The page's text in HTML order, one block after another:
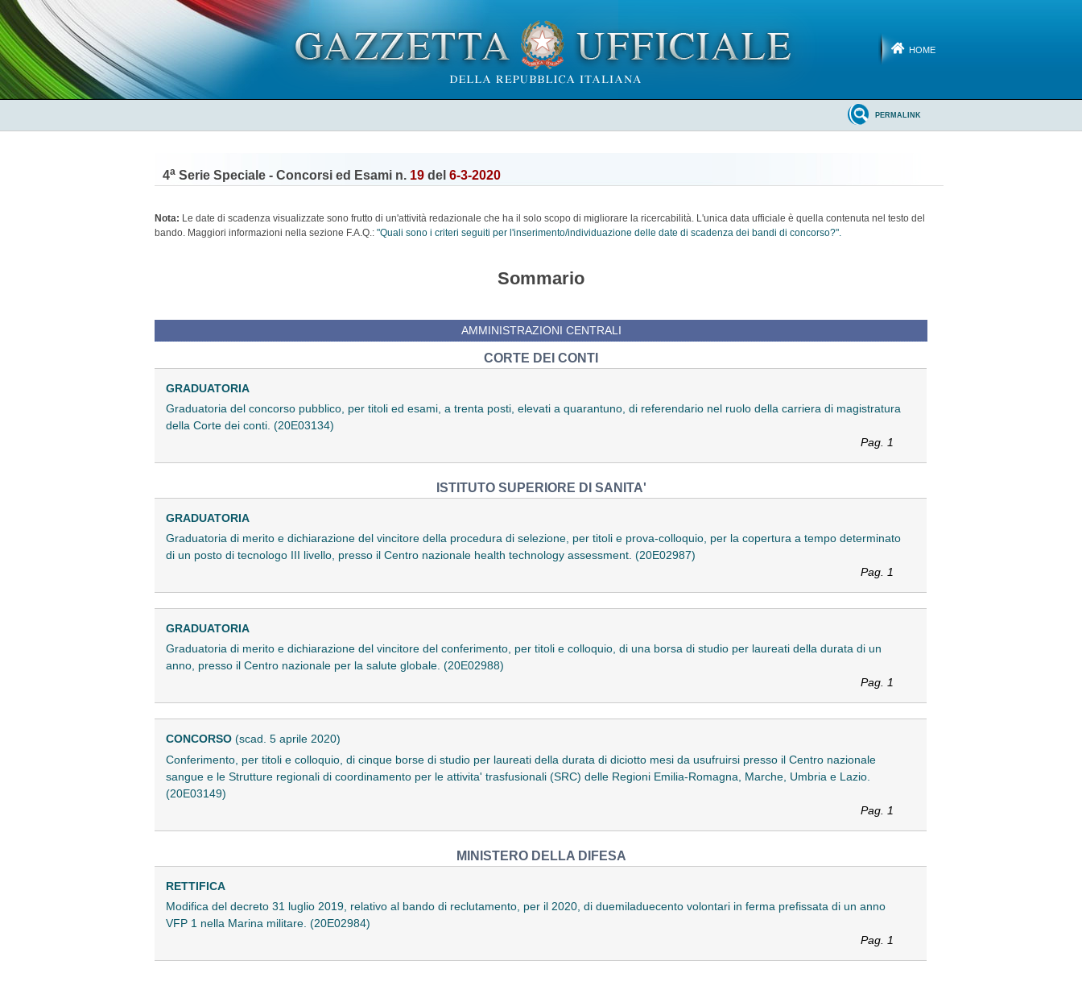
HOME
PERMALINK
4a Serie Speciale - Concorsi ed Esami n. 19 del 6-3-2020
Nota: Le date di scadenza visualizzate sono frutto di un'attività redazionale che ha il solo scopo di migliorare la ricercabilità. L'unica data ufficiale è quella contenuta nel testo del
bando. Maggiori informazioni nella sezione F.A.Q.: "Quali sono i criteri seguiti per l'inserimento/individuazione delle date di scadenza dei bandi di concorso?".
Sommario
AMMINISTRAZIONI CENTRALI
CORTE DEI CONTI
GRADUATORIA
Graduatoria del concorso pubblico, per titoli ed esami, a trenta posti, elevati a quarantuno, di referendario nel ruolo della carriera di magistratura
della Corte dei conti. (20E03134)
Pag. 1
ISTITUTO SUPERIORE DI SANITA'
GRADUATORIA
Graduatoria di merito e dichiarazione del vincitore della procedura di selezione, per titoli e prova-colloquio, per la copertura a tempo determinato
di un posto di tecnologo III livello, presso il Centro nazionale health technology assessment. (20E02987)
Pag. 1
GRADUATORIA
Graduatoria di merito e dichiarazione del vincitore del conferimento, per titoli e colloquio, di una borsa di studio per laureati della durata di un
anno, presso il Centro nazionale per la salute globale. (20E02988)
Pag. 1
CONCORSO (scad. 5 aprile 2020)
Conferimento, per titoli e colloquio, di cinque borse di studio per laureati della durata di diciotto mesi da usufruirsi presso il Centro nazionale
sangue e le Strutture regionali di coordinamento per le attivita' trasfusionali (SRC) delle Regioni Emilia-Romagna, Marche, Umbria e Lazio.
(20E03149)
Pag. 1
MINISTERO DELLA DIFESA
RETTIFICA
Modifica del decreto 31 luglio 2019, relativo al bando di reclutamento, per il 2020, di duemiladuecento volontari in ferma prefissata di un anno
VFP 1 nella Marina militare. (20E02984)
Pag. 1